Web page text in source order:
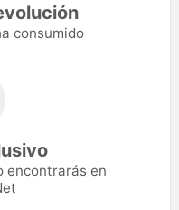
consumido
encontrarás en